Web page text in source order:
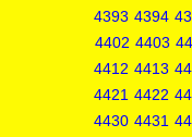
4393 4394
4402 4403
4412 4413
4421 4422
4430 4431